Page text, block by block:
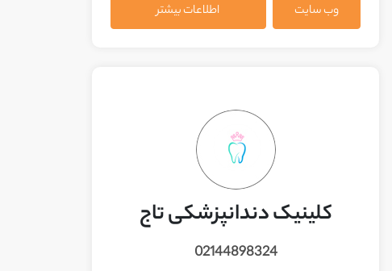
وب سایت اطلاعات بیشتر
کلینیک دندانپزشکی تاج
02144898324